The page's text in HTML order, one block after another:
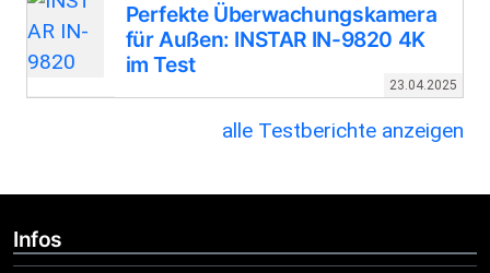
23.04.2025
Perfekte Überwachungskamera
für Außen: INSTAR IN-9820 4K
im Test
alle Testberichte anzeigen
Infos